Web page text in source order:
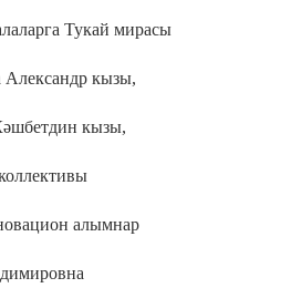
Тукай мирасы
Александр кызы,
кызы,
алымнар